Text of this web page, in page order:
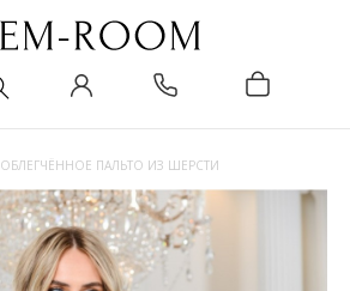
ОБЛЕГЧЁННОЕ ПАЛЬТО ИЗ ШЕРСТИ